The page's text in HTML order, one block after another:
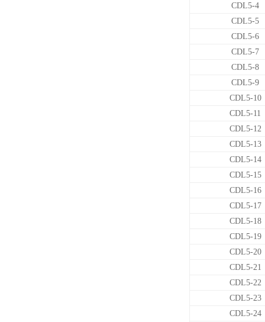
CDL5-4
CDL5-5
CDL5-6
CDL5-7
CDL5-8
CDL5-9
CDL5-10
CDL5-11
CDL5-12
CDL5-13
CDL5-14
CDL5-15
CDL5-16
CDL5-17
CDL5-18
CDL5-19
CDL5-20
CDL5-21
CDL5-22
CDL5-23
CDL5-24